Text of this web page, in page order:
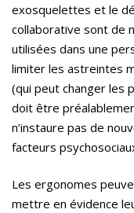
exosquelettes et le
collaborative sont de
utilisées dans une
limiter les astreintes
(qui peut changer les
doit être
n’instaure pas de
facteurs
Les ergonomes
mettre en évidence